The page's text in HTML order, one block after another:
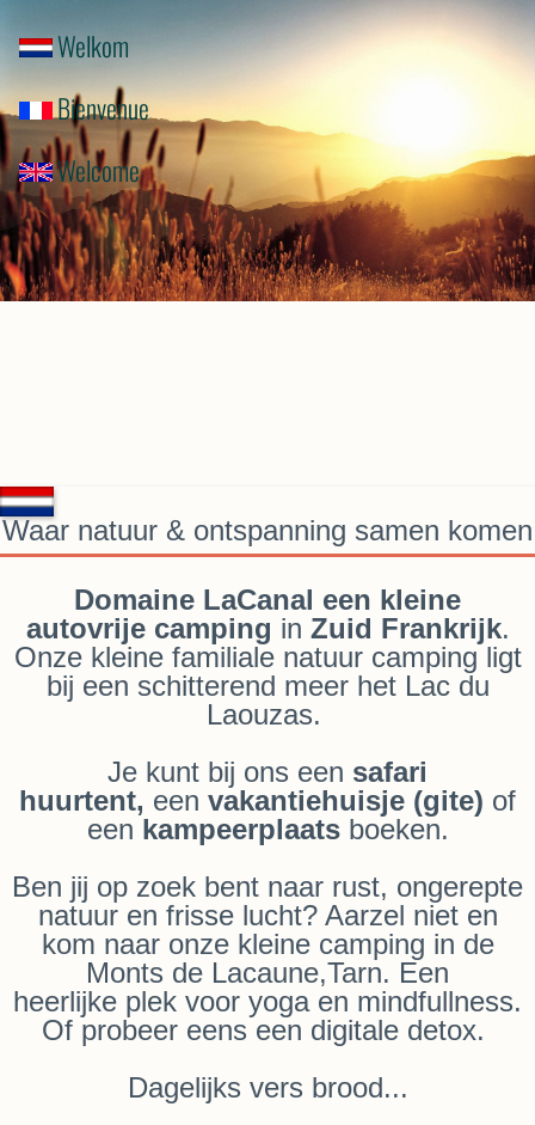
Welkom
Bienvenue
Welcome
Waar natuur & ontspanning samen komen
Domaine LaCanal een kleine
autovrije camping in Zuid Frankrijk.
Onze kleine familiale natuur camping ligt
bij een schitterend meer het Lac du
Laouzas.
Je kunt bij ons een safari
huurtent, een vakantiehuisje (gite) of
een kampeerplaats boeken.
Ben jij op zoek bent naar rust, ongerepte
natuur en frisse lucht? Aarzel niet en
kom naar onze kleine camping in de
Monts de Lacaune,Tarn. Een
heerlijke plek voor yoga en mindfullness.
Of probeer eens een digitale detox.
Dagelijks vers brood...